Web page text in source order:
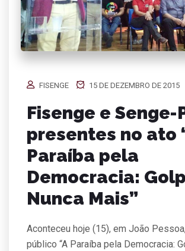
FISENGE 15 DE DEZEMBRO DE 2015
Fisenge e Senge-
presentes no ato
Paraíba pela
Democracia:
Nunca Mais”
Aconteceu hoje (15), em João
público “A Paraíba pela Democracia: